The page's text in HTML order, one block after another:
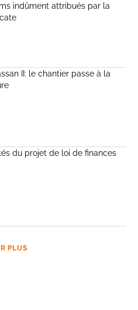
indûment attribués par la
II: le chantier passe à la
du projet de loi de finances
PLUS